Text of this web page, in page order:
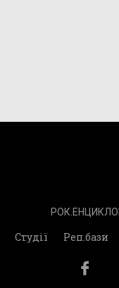
Студії Реп.бази